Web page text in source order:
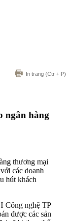
In trang (Ctr + P)
ngân hàng
thương mại
các doanh
hút khách
Công nghệ TP
được các sản